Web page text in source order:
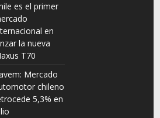
es el primer
en
la nueva
T70
Mercado
chileno
5,3% en